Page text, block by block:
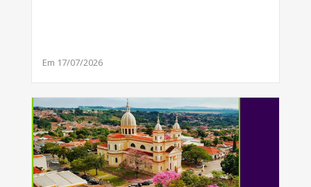
Em 17/07/2026